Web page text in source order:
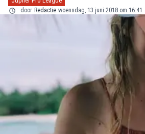
door Redactie woensdag, 13 juni 2018 om 16:41